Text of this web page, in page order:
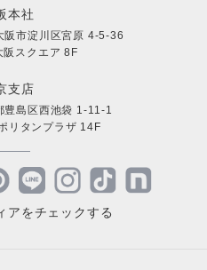
本社
市淀川区宮原 4-5-36
阪スクエア 8F
支店
島区西池袋 1-11-1
リタンプラザ 14F
アをチェックする